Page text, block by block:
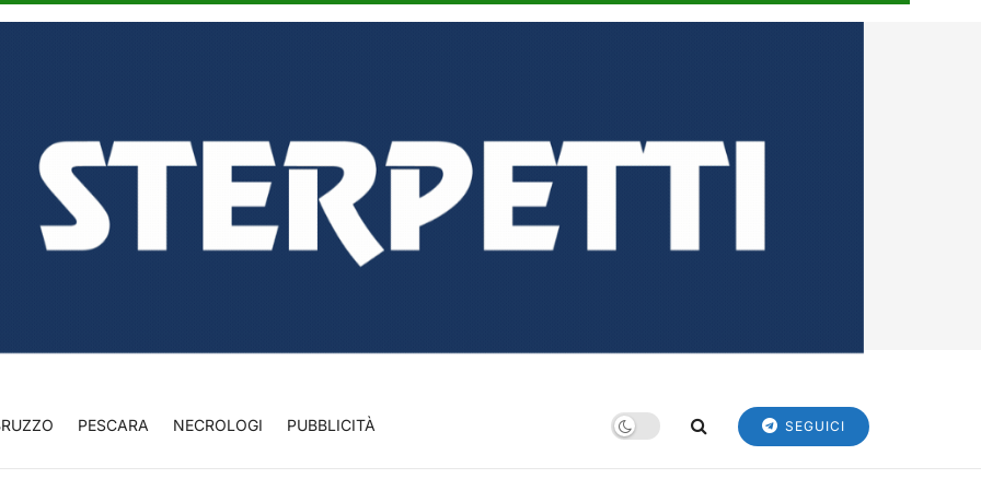
PESCARA NECROLOGI PUBBLICITÀ SEGUICI